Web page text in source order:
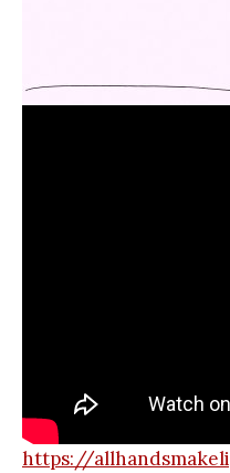
https://